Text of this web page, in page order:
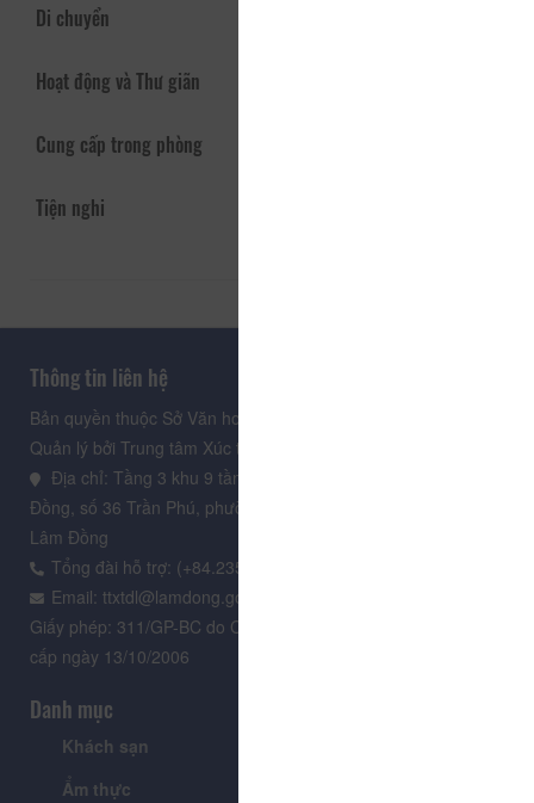
Di chuyển
Hoạt động và Thư giãn
Cung cấp trong phòng
Tiện nghi
Thông tin liên hệ
Bản quyền thuộc Sở Văn hoá, Thể thao và Du lịch Lâm Đồng.
Quản lý bởi Trung tâm Xúc tiến Du lịch Lâm Đồng
Địa chỉ: Tầng 3 khu 9 tầng, Trung tâm Hành chính tỉnh Lâm
Đồng, số 36 Trần Phú, phường Xuân Hương - Đà Lạt, tỉnh
Lâm Đồng
Tổng đài hỗ trợ: (+84.235) 3.916.961
Email: ttxtdl@lamdong.gov.vn
Giấy phép: 311/GP-BC do Cục Báo chí - Bộ Văn hóa Thông tin
cấp ngày 13/10/2006
Danh mục
Khách sạn
Ẩm thực